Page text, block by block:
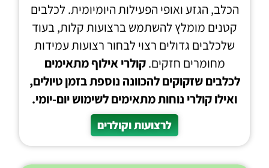
הכלב, הגזע ואופי הפעילות היומיומית. לכלבים
קטנים מומלץ להשתמש ברצועות קלות, בעוד
שלכלבים גדולים רצוי לבחור רצועות עמידות
מחומרים חזקים.קולרי אילוף מתאימים
לכלבים שזקוקים להכוונה נוספת בזמן טיולים,
ואילו קולרי נוחות מתאימים לשימוש יום-יומי.
לרצועות וקולרים